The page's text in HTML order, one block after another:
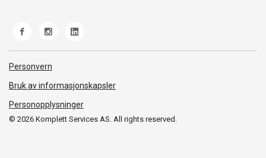
Ofte stilte spørsmål
© 2026 Komplett Services AS. All rights reserved.
Personvern
Bruk av informasjonskapsler
Personopplysninger